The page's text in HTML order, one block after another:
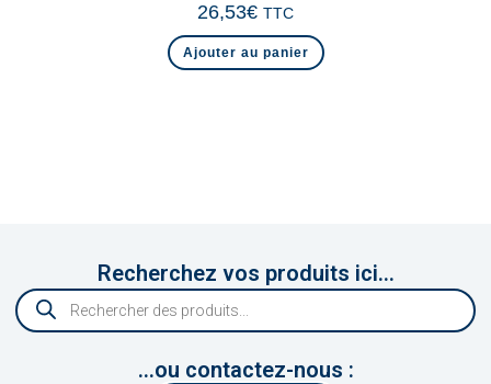
26,53€ TTC
Ajouter au panier
Recherchez vos produits ici...
...ou contactez-nous :